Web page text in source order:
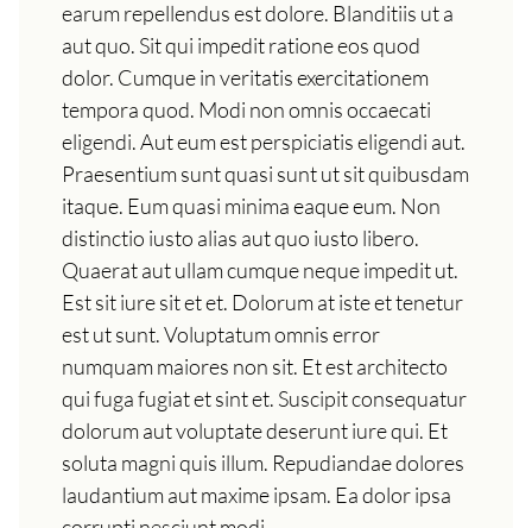
earum repellendus est dolore. Blanditiis ut a
aut quo. Sit qui impedit ratione eos quod
dolor. Cumque in veritatis exercitationem
tempora quod. Modi non omnis occaecati
eligendi. Aut eum est perspiciatis eligendi aut.
Praesentium sunt quasi sunt ut sit quibusdam
itaque. Eum quasi minima eaque eum. Non
distinctio iusto alias aut quo iusto libero.
Quaerat aut ullam cumque neque impedit ut.
Est sit iure sit et et. Dolorum at iste et tenetur
est ut sunt. Voluptatum omnis error
numquam maiores non sit. Et est architecto
qui fuga fugiat et sint et. Suscipit consequatur
dolorum aut voluptate deserunt iure qui. Et
soluta magni quis illum. Repudiandae dolores
laudantium aut maxime ipsam. Ea dolor ipsa